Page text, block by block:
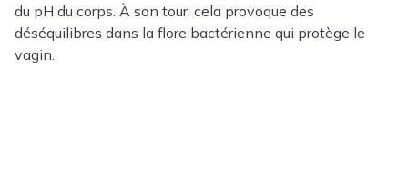
du pH du corps. À son tour, cela provoque des
déséquilibres dans la flore bactérienne qui protège le
vagin.